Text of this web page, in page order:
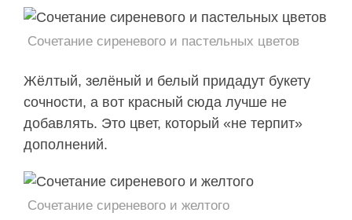
Сочетание сиреневого и пастельных цветов
Жёлтый, зелёный и белый придадут букету
сочности, а вот красный сюда лучше не
добавлять. Это цвет, который «не терпит»
дополнений.
Сочетание сиреневого и желтого